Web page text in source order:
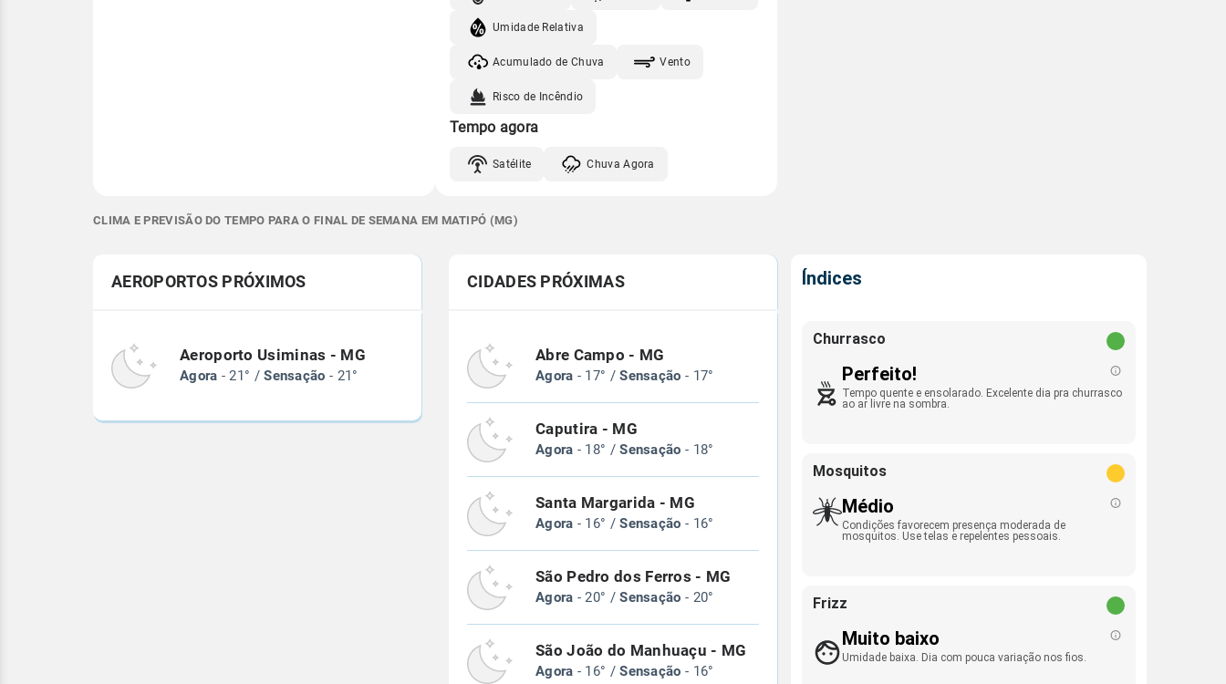
Umidade Relativa
Acumulado de Chuva Vento
Risco de Incêndio
Tempo agora
Satélite Chuva Agora
CLIMA E PREVISÃO DO TEMPO PARA O FINAL DE SEMANA EM MATIPÓ (MG)
AEROPORTOS PRÓXIMOS
Aeroporto Usiminas - MG
Agora - 21° /Sensação - 21°
CIDADES PRÓXIMAS
Abre Campo - MG
Agora - 17° /Sensação - 17°
Caputira - MG
Agora - 18° /Sensação - 18°
Santa Margarida - MG
Agora - 16° /Sensação - 16°
São Pedro dos Ferros - MG
Agora - 20° /Sensação - 20°
São João do Manhuaçu - MG
Agora - 16° /Sensação - 16°
Índices
Churrasco
Perfeito!
Tempo quente e ensolarado. Excelente dia pra churrasco
ao ar livre na sombra.
Mosquitos
Médio
Condições favorecem presença moderada de
mosquitos. Use telas e repelentes pessoais.
Frizz
Muito baixo
Umidade baixa. Dia com pouca variação nos fios.